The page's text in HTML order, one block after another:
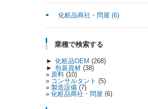
化粧品商社・問屋 (6)
業種で検索する
► 化粧品OEM (268)
► 包装資材 (38)
原料 (10)
コンサルタント (5)
製造設備 (7)
化粧品商社・問屋 (6)